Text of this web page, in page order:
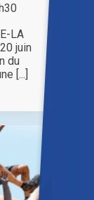
LA
juin
du
[...]